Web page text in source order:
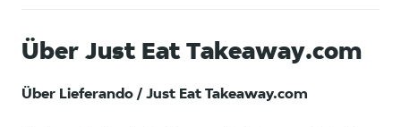
Über Just Eat Takeaway.com
Über Lieferando / Just Eat Takeaway.com